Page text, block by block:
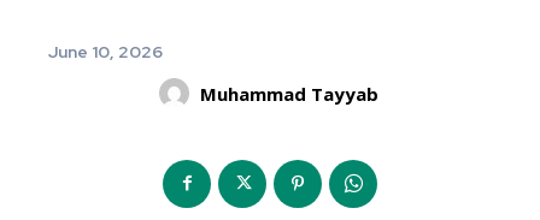
June 10, 2026
Muhammad Tayyab